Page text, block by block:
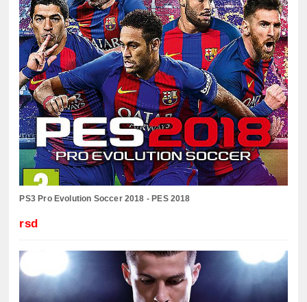
PS3 Pro Evolution Soccer 2018 - PES 2018
rsd